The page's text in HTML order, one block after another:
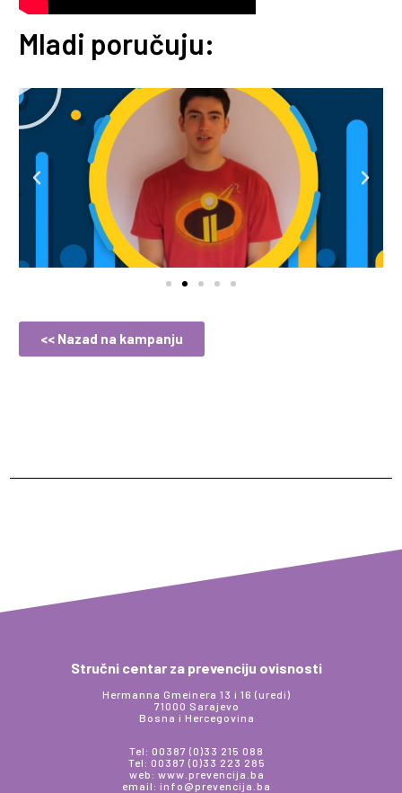
Mladi poručuju:
<< Nazad na kampanju
Stručni centar za prevenciju ovisnosti
Hermanna Gmeinera 13 i 16 (uredi)
71000 Sarajevo
Bosna i Hercegovina
Tel: 00387 (0)33 215 088
Tel: 00387 (0)33 223 285
web: www.prevencija.ba
email: info@prevencija.ba